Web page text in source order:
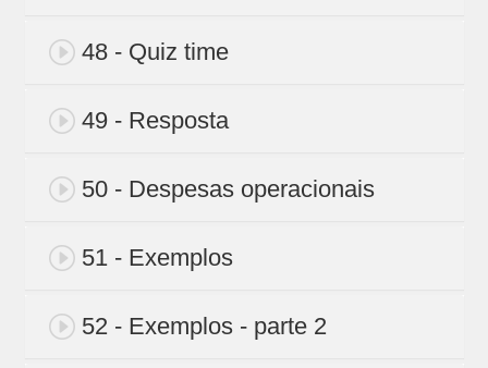
48 - Quiz time
49 - Resposta
50 - Despesas operacionais
51 - Exemplos
52 - Exemplos - parte 2